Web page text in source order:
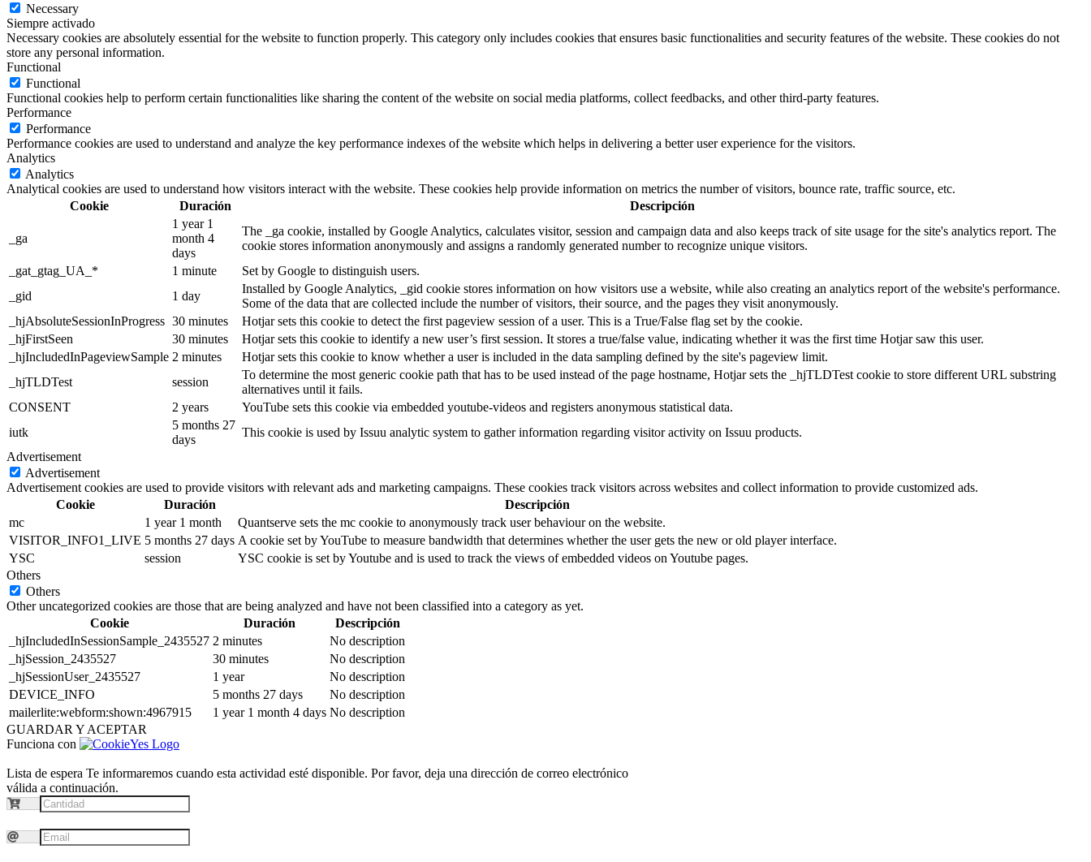
Necessary
Siempre activado
Necessary cookies are absolutely essential for the website to function properly. This category only includes cookies that ensures basic functionalities and security features of the website. These cookies do not
store any personal information.
Functional
Functional
Functional cookies help to perform certain functionalities like sharing the content of the website on social media platforms, collect feedbacks, and other third-party features.
Performance
Performance
Performance cookies are used to understand and analyze the key performance indexes of the website which helps in delivering a better user experience for the visitors.
Analytics
Analytics
Analytical cookies are used to understand how visitors interact with the website. These cookies help provide information on metrics the number of visitors, bounce rate, traffic source, etc.
Cookie
Duración Descripción
_ga
1 year 1
month 4
days
The _ga cookie, installed by Google Analytics, calculates visitor, session and campaign data and also keeps track of site usage for the site's analytics report. The
cookie stores information anonymously and assigns a randomly generated number to recognize unique visitors.
_gat_gtag_UA_*
1 minute
Set by Google to distinguish users.
_gid
1 day
Installed by Google Analytics, _gid cookie stores information on how visitors use a website, while also creating an analytics report of the website's performance.
Some of the data that are collected include the number of visitors, their source, and the pages they visit anonymously.
_hjAbsoluteSessionInProgress 30 minutes
Hotjar sets this cookie to detect the first pageview session of a user. This is a True/False flag set by the cookie.
_hjFirstSeen
30 minutes
Hotjar sets this cookie to identify a new user’s first session. It stores a true/false value, indicating whether it was the first time Hotjar saw this user.
_hjIncludedInPageviewSample 2 minutes
Hotjar sets this cookie to know whether a user is included in the data sampling defined by the site's pageview limit.
_hjTLDTest
session
To determine the most generic cookie path that has to be used instead of the page hostname, Hotjar sets the _hjTLDTest cookie to store different URL substring
alternatives until it fails.
CONSENT
2 years
YouTube sets this cookie via embedded youtube-videos and registers anonymous statistical data.
iutk
5 months 27
days
This cookie is used by Issuu analytic system to gather information regarding visitor activity on Issuu products.
Advertisement
Advertisement
Advertisement cookies are used to provide visitors with relevant ads and marketing campaigns. These cookies track visitors across websites and collect information to provide customized ads.
Cookie
Duración
Descripción
mc
1 year 1 month
Quantserve sets the mc cookie to anonymously track user behaviour on the website.
VISITOR_INFO1_LIVE 5 months 27 days A cookie set by YouTube to measure bandwidth that determines whether the user gets the new or old player interface.
YSC
session
YSC cookie is set by Youtube and is used to track the views of embedded videos on Youtube pages.
Others
Others
Other uncategorized cookies are those that are being analyzed and have not been classified into a category as yet.
Cookie
Duración
Descripción
_hjIncludedInSessionSample_2435527 2 minutes
No description
_hjSession_2435527
30 minutes
No description
_hjSessionUser_2435527
1 year
No description
DEVICE_INFO
5 months 27 days
No description
mailerlite:webform:shown:4967915
1 year 1 month 4 days No description
GUARDAR Y ACEPTAR
Funciona con
Lista de espera Te informaremos cuando esta actividad esté disponible. Por favor, deja una dirección de correo electrónico
válida a continuación.